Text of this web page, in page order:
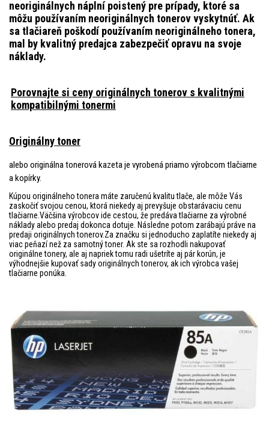
neoriginálnych náplní poistený pre prípady, ktoré sa
môžu používaním neoriginálnych tonerov vyskytnúť. Ak
sa tlačiareň poškodí používaním neoriginálneho tonera,
mal by kvalitný predajca zabezpečiť opravu na svoje
náklady.
Porovnajte si ceny originálnych tonerov s kvalitnými
kompatibilnými tonermi
Originálny toner
alebo originálna tonerová kazeta je vyrobená priamo výrobcom tlačiarne
a kopírky.
Kúpou originálneho tonera máte zaručenú kvalitu tlače, ale môže Vás
zaskočiť svojou cenou, ktorá niekedy aj prevyšuje obstarávaciu cenu
tlačiarne.Väčšina výrobcov ide cestou, že predáva tlačiarne za výrobné
náklady alebo predaj dokonca dotuje. Následne potom zarábajú práve na
predaji originálnych tonerov.Za značku si jednoducho zaplatíte niekedy aj
viac peňazí než za samotný toner. Ak ste sa rozhodli nakupovať
originálne tonery, ale aj napriek tomu radi ušetríte aj pár korún, je
výhodnejšie kupovať sady originálnych tonerov, ak ich výrobca vašej
tlačiarne ponúka.